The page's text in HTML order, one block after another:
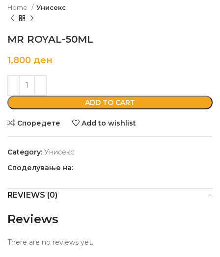
Home Унисекс
MR ROYAL-50ML
1,800 ден
ADD TO CART
Споредете Add to wishlist
Category: Унисекс
Споделување на:
REVIEWS (0)
Reviews
There are no reviews yet.